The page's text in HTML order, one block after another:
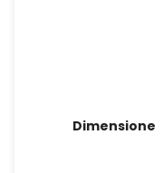
Dimensione